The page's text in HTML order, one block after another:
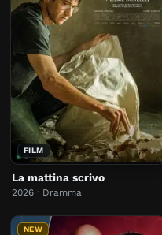
FILM
La mattina scrivo
2026 · Dramma
NEW